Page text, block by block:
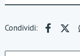
Condividi: